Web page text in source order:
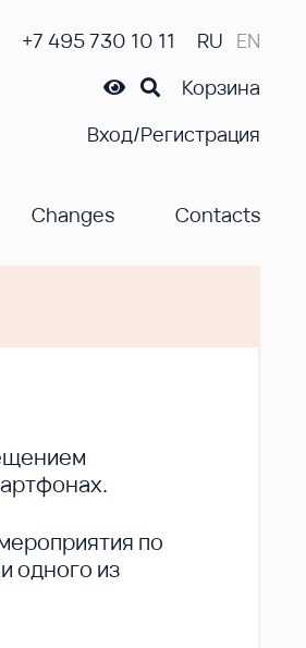
+7 495 730 10 11 RU EN
Корзина
Вход/Регистрация
Changes Contacts
по
одного из